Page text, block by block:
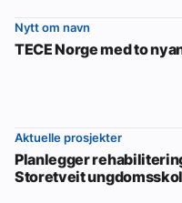
Nytt om navn
TECE Norge med to
Aktuelle prosjekter
Planlegger
Storetveit